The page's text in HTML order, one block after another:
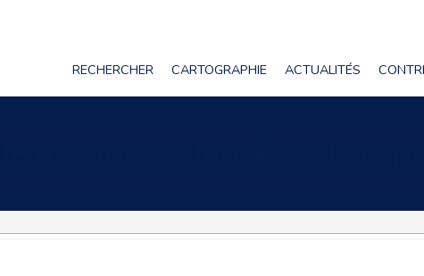
RECHERCHER CARTOGRAPHIE ACTUALITÉS